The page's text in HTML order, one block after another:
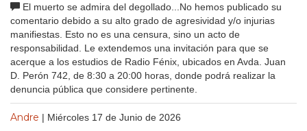
El muerto se admira del degollado...No hemos publicado su
comentario debido a su alto grado de agresividad y/o injurias
manifiestas. Esto no es una censura, sino un acto de
responsabilidad. Le extendemos una invitación para que se
acerque a los estudios de Radio Fénix, ubicados en Avda. Juan
D. Perón 742, de 8:30 a 20:00 horas, donde podrá realizar la
denuncia pública que considere pertinente.
Andre | Miércoles 17 de Junio de 2026